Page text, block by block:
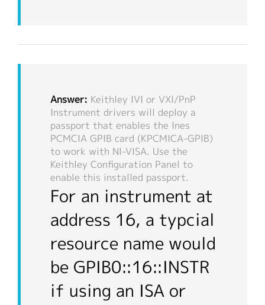
Answer: Keithley IVI or VXI/PnP
Instrument drivers will deploy a
passport that enables the Ines
PCMCIA GPIB card (KPCMICA-GPIB)
to work with NI-VISA. Use the
Keithley Configuration Panel to
enable this installed passport.
For an instrument at
address 16, a typcial
resource name would
be GPIB0::16::INSTR
if using an ISA or